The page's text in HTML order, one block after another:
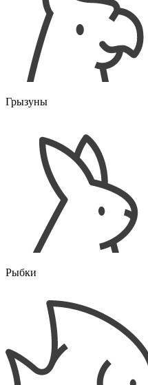
Грызуны
Рыбки